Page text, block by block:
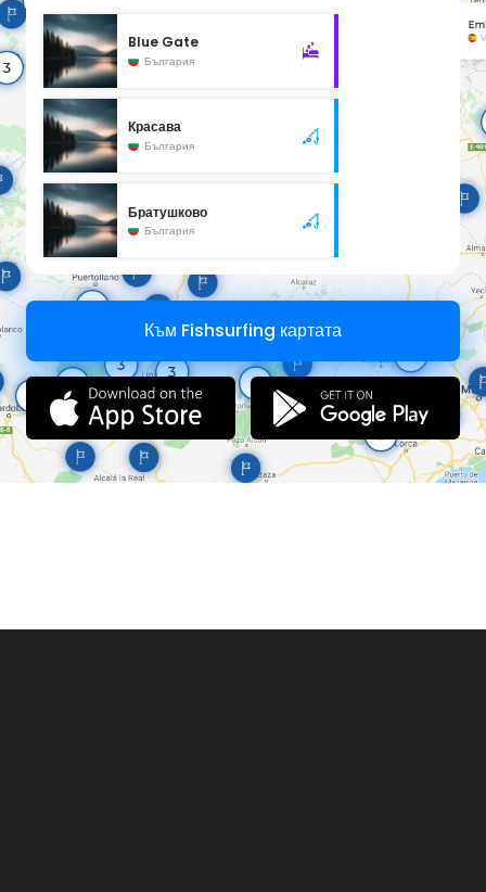
Blue Gate
България
Красава
България
Братушково
България
Към Fishsurfing картата